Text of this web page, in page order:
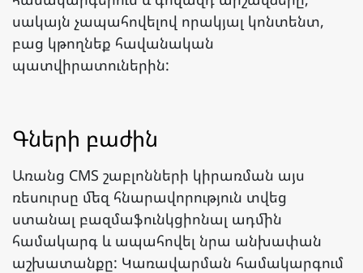
սակայն չապահովելով որակյալ կոնտենտ,
բաց կթողնեք հավանական
պատվիրատուներին:
Գների բաժին
Առանց CMS շաբլոնների կիրառման այս
ռեսուրսը մեզ հնարավորություն տվեց
ստանալ բազմաֆունկցիոնալ ադմին
համակարգ և ապահովել նրա անխափան
աշխատանքը: Կառավարման համակարգում